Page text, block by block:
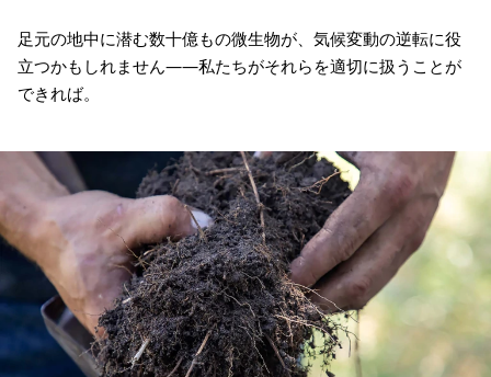
足元の地中に潜む数十億もの微生物が、気候変動の逆転に役
立つかもしれません——私たちがそれらを適切に扱うことが
できれば。